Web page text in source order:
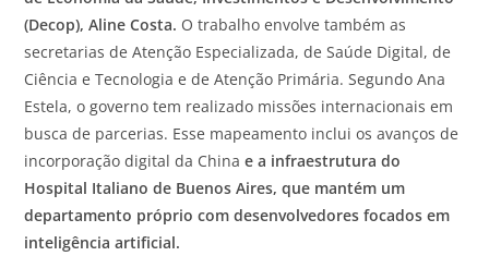
(Decop), Aline Costa. O trabalho envolve também as
secretarias de Atenção Especializada, de Saúde Digital, de
Ciência e Tecnologia e de Atenção Primária. Segundo Ana
Estela, o governo tem realizado missões internacionais em
busca de parcerias. Esse mapeamento inclui os avanços de
incorporação digital da Chinae a infraestrutura do
Hospital Italiano de Buenos Aires, que mantém um
departamento próprio com desenvolvedores focados em
inteligência artificial.